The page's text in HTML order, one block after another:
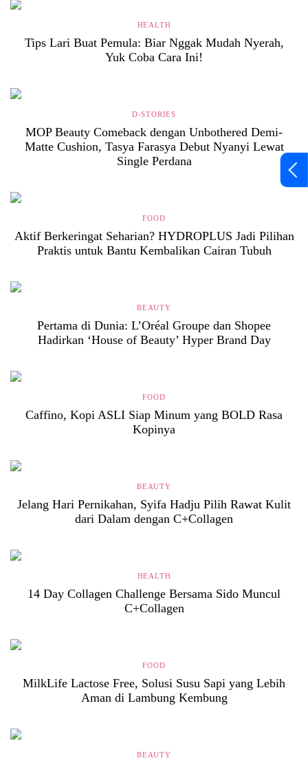
HEALTH
Tips Lari Buat Pemula: Biar Nggak Mudah Nyerah,
Yuk Coba Cara Ini!
D-STORIES
MOP Beauty Comeback dengan Unbothered Demi-
Matte Cushion, Tasya Farasya Debut Nyanyi Lewat
Single Perdana
FOOD
Aktif Berkeringat Seharian? HYDROPLUS Jadi Pilihan
Praktis untuk Bantu Kembalikan Cairan Tubuh
BEAUTY
Pertama di Dunia: L’Oréal Groupe dan Shopee
Hadirkan ‘House of Beauty’ Hyper Brand Day
FOOD
Caffino, Kopi ASLI Siap Minum yang BOLD Rasa
Kopinya
BEAUTY
Jelang Hari Pernikahan, Syifa Hadju Pilih Rawat Kulit
dari Dalam dengan C+Collagen
HEALTH
14 Day Collagen Challenge Bersama Sido Muncul
C+Collagen
FOOD
MilkLife Lactose Free, Solusi Susu Sapi yang Lebih
Aman di Lambung Kembung
BEAUTY